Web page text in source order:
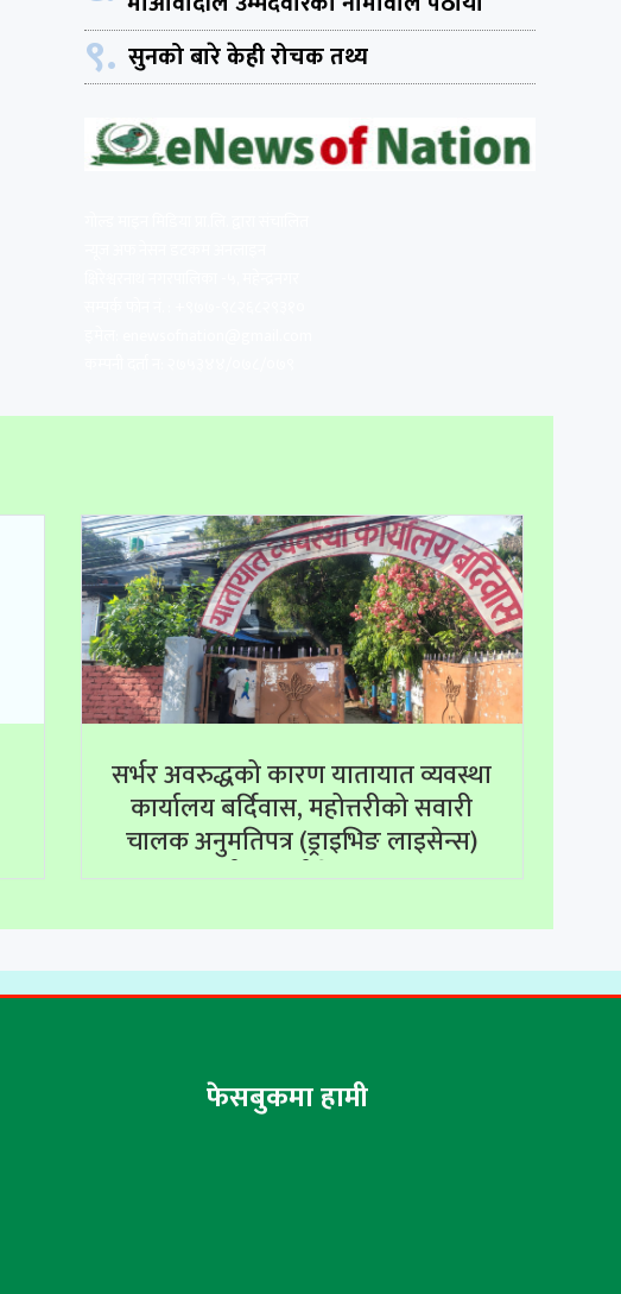
९. सुनको बारे केही रोचक तथ्य
सर्भर अवरुद्धको कारण यातायात व्यवस्था
कार्यालय बर्दिवास, महोत्तरीको सवारी
चालक अनुमतिपत्र (ड्राइभिङ लाइसेन्स)
सम्बन्धी सम्पूर्ण सेवाहरू बन्द
फेसबुकमा हामी